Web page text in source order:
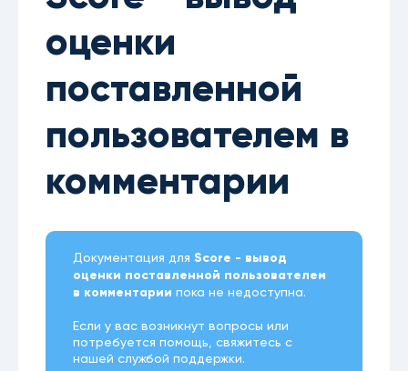
оценки
поставленной
пользователем в
комментарии
Документация для Score - вывод
оценки поставленной пользователем
в комментарии пока не недоступна.
Если у вас возникнут вопросы или
потребуется помощь, свяжитесь с
нашей службой поддержки.